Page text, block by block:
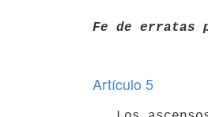
Fe de erratas
Artículo 5